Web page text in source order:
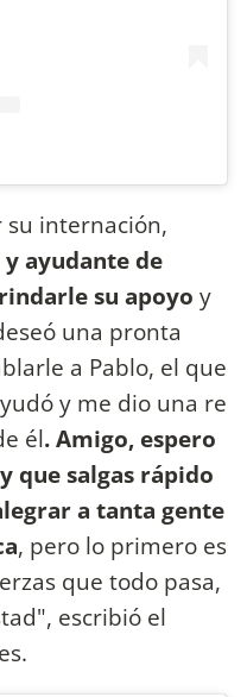
su internación,
ayudante de
su apoyo y
una pronta
a Pablo, el que
y me dio una re
él. Amigo, espero
que salgas rápido
a tanta gente
, pero lo primero es
que todo pasa,
escribió el